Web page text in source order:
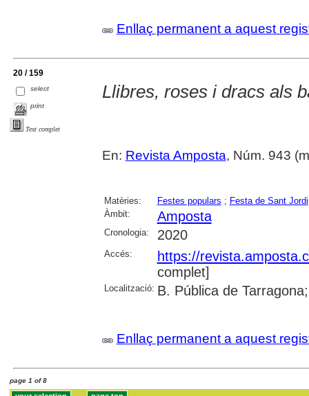
Enllaç permanent a aquest
20 / 159
select
print
Text complet
Llibres, roses i dracs als
En: Revista Amposta, Núm. 943
Matèries: Festes populars ; Festa de Sant Jordi
Àmbit:
Amposta
Cronologia: 2020
Accés:
https://
complet]
Localització: B. Pública de
Enllaç permanent a aquest
page 1 of 8